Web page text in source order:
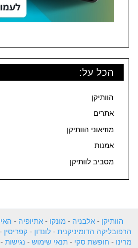
הכל על:
הוותיקן
אתרים
מוזיאוני הוותיקן
אמנות
מסביב לוותיקן
הוותיקן - אלבניה - מונקו - אתיופיה -
הרפובליקה הדומיניקנית -לונדון - קפריסין
מרינו - חופשת סקי - תנאי שימוש - נגישות -